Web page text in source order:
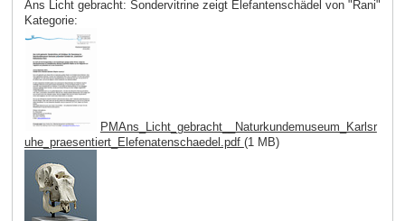
Ans Licht gebracht: Sondervitrine zeigt Elefantenschädel von "Rani"
Kategorie:
PMAns_Licht_gebracht__Naturkundemuseum_Karlsr
uhe_praesentiert_Elefenatenschaedel.pdf (1 MB)